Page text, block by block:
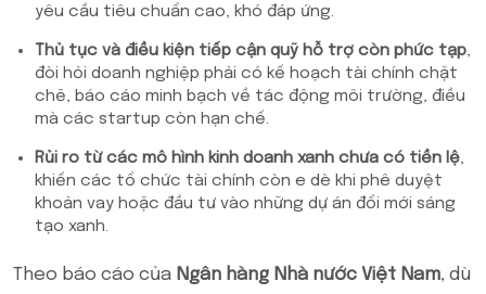
yêu cầu tiêu chuẩn cao, khó đáp ứng.
Thủ tục và điều kiện tiếp cận quỹ hỗ trợ còn phức tạp,
đòi hỏi doanh nghiệp phải có kế hoạch tài chính chặt
chẽ, báo cáo minh bạch về tác động môi trường, điều
mà các startup còn hạn chế.
Rủi ro từ các mô hình kinh doanh xanh chưa có tiền lệ,
khiến các tổ chức tài chính còn e dè khi phê duyệt
khoản vay hoặc đầu tư vào những dự án đổi mới sáng
tạo xanh.
Theo báo cáo của Ngân hàng Nhà nước Việt Nam, dù